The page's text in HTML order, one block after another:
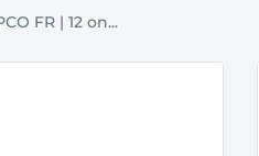
FR | 12 on...